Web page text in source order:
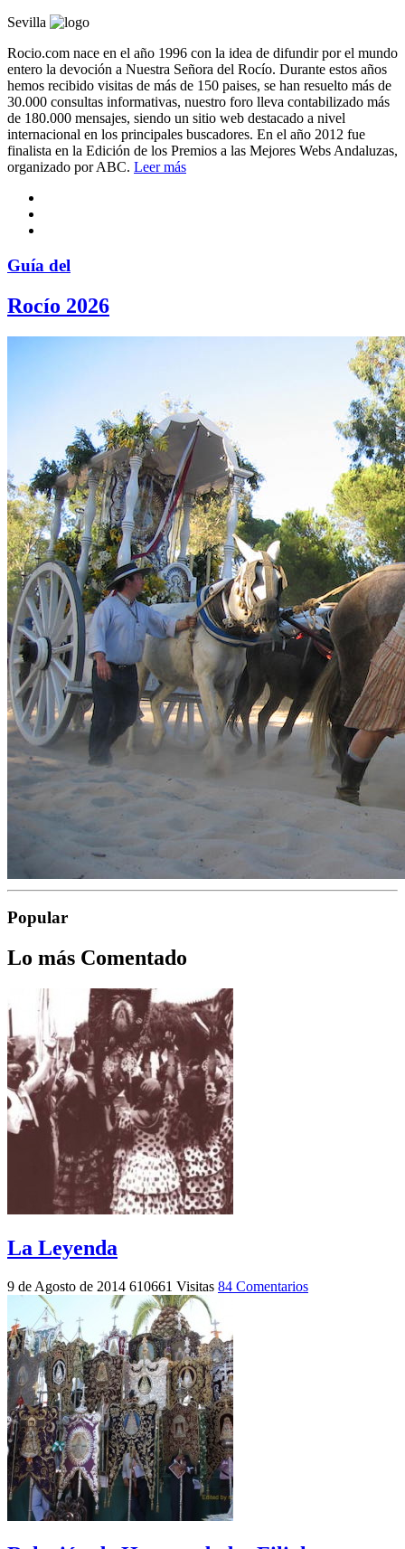
Sevilla
Rocio.com nace en el año 1996 con la idea de difundir por el mundo
entero la devoción a Nuestra Señora del Rocío. Durante estos años
hemos recibido visitas de más de 150 paises, se han resuelto más de
30.000 consultas informativas, nuestro foro lleva contabilizado más
de 180.000 mensajes, siendo un sitio web destacado a nivel
internacional en los principales buscadores. En el año 2012 fue
finalista en la Edición de los Premios a las Mejores Webs Andaluzas,
organizado por ABC. Leer más
Guía del
Rocío 2026
Popular
Lo más Comentado
La Leyenda
9 de Agosto de 2014 610661 Visitas 84 Comentarios